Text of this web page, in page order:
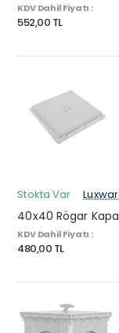
KDV Dahil Fiyatı :
552,00 TL
Stokta Var
40x40 Rögar
KDV Dahil Fiyatı :
480,00 TL